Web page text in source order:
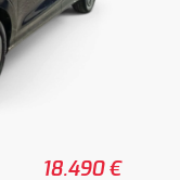
18.490 €